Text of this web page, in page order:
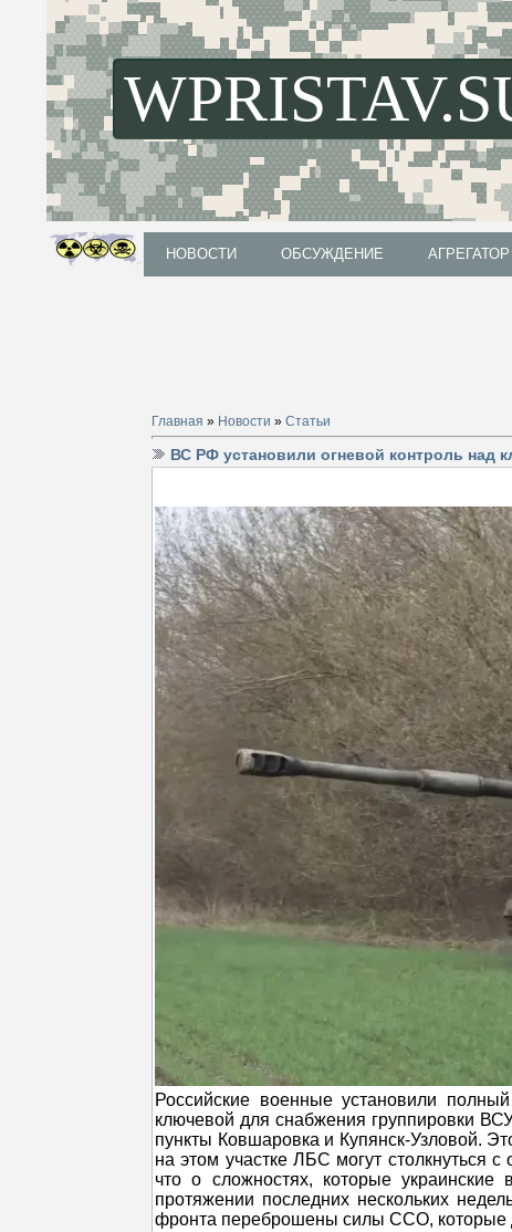
НОВОСТИ ОБСУЖДЕНИЕ АГРЕГАТОР
Главная » Новости » Статьи
ВС РФ установили огневой контроль над
Российские военные установили
ключевой для снабжения группировки
пункты Ковшаровка и Купянск-Узловой.
на этом участке ЛБС могут столкнуться
что о сложностях, которые
протяжении последних нескольких
фронта переброшены силы ССО, которые